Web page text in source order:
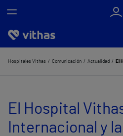
Nosotros
Servicios de salud
Equipo médico y asistencial
Hospitales Vithas Comunicación Actualidad
El Hospital
Internacional y